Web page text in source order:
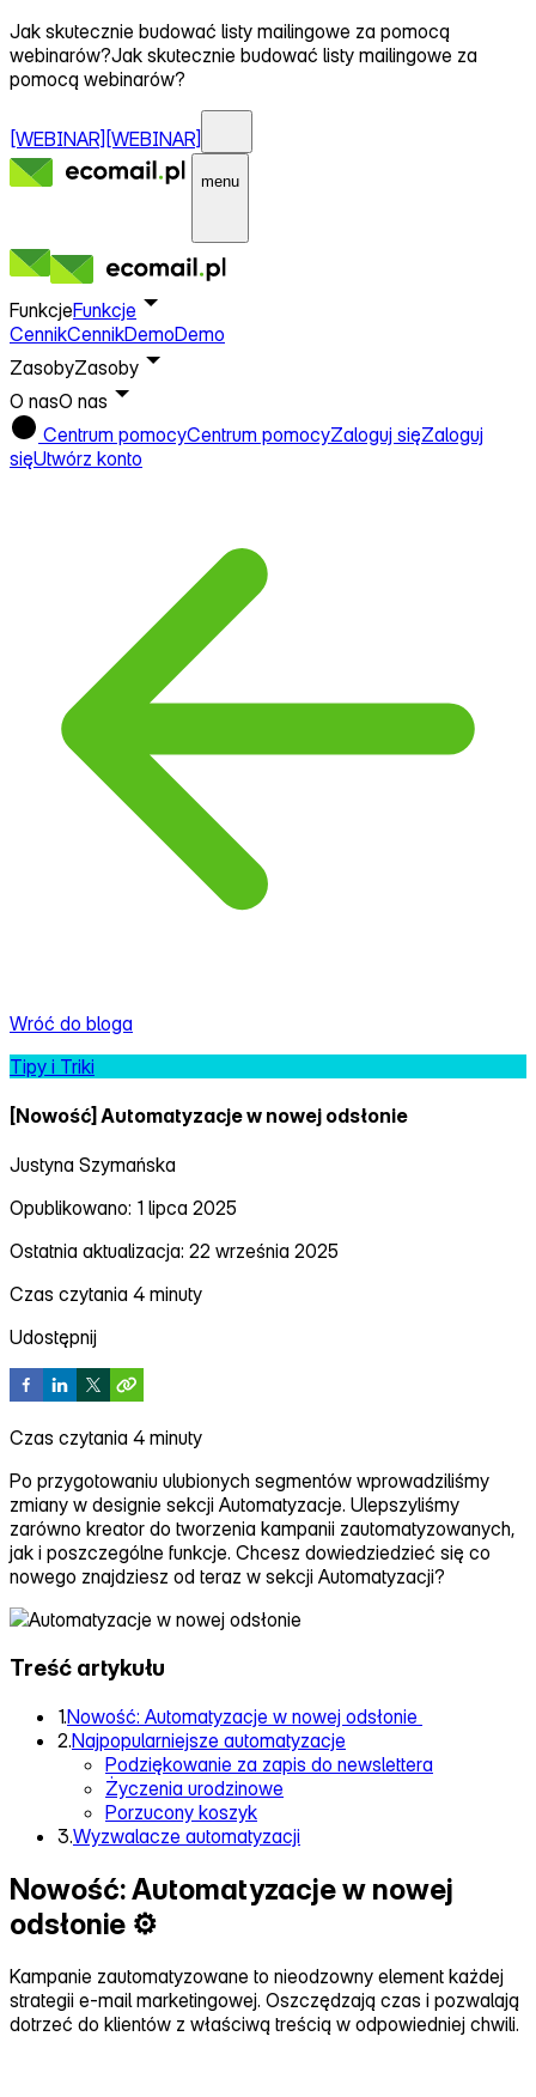
Jak skutecznie budować listy mailingowe za pomocą
webinarów?Jak skutecznie budować listy mailingowe za
pomocą webinarów?
[WEBINAR] [WEBINAR]
menu
FunkcjeFunkcje
CennikCennikDemoDemo
ZasobyZasoby
O nasO nas
Centrum pomocyCentrum pomocyZaloguj sięZaloguj
sięUtwórz konto
Wróć do bloga
Tipy i Triki
[Nowość] Automatyzacje w nowej odsłonie
Justyna Szymańska
Opublikowano: 1 lipca 2025
Ostatnia aktualizacja: 22 września 2025
Czas czytania 4 minuty
Udostępnij
Czas czytania 4 minuty
Po przygotowaniu ulubionych segmentów wprowadziliśmy
zmiany w designie sekcji Automatyzacje. Ulepszyliśmy
zarówno kreator do tworzenia kampanii zautomatyzowanych,
jak i poszczególne funkcje. Chcesz dowiedziedzieć się co
nowego znajdziesz od teraz w sekcji Automatyzacji?
Treść artykułu
1.Nowość: Automatyzacje w nowej odsłonie ️
2.Najpopularniejsze automatyzacje
Podziękowanie za zapis do newslettera
Życzenia urodzinowe
Porzucony koszyk
3.Wyzwalacze automatyzacji
Nowość: Automatyzacje w nowej
odsłonie ⚙️
Kampanie zautomatyzowane to nieodzowny element każdej
strategii e‑mail marketingowej. Oszczędzają czas i pozwalają
dotrzeć do klientów z właściwą treścią w odpowiedniej chwili.